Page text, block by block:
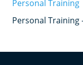
Personal